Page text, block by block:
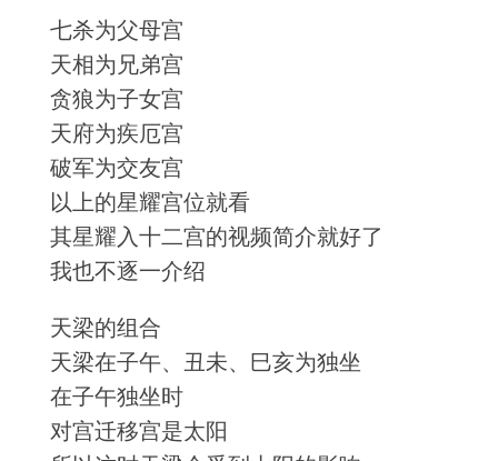
七杀为父母宫
天相为兄弟宫
贪狼为子女宫
天府为疾厄宫
破军为交友宫
以上的星耀宫位就看
其星耀入十二宫的视频简介就好了
我也不逐一介绍
天梁的组合
天梁在子午、丑未、巳亥为独坐
在子午独坐时
对宫迁移宫是太阳